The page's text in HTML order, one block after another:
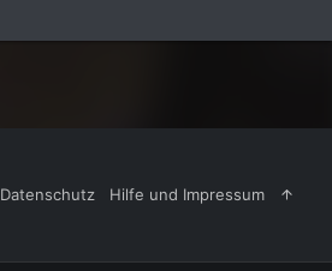
Datenschutz Hilfe und Impressum